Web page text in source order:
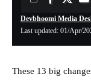
Last updated: 01/Apr/
Devbhoomi Media
These 13 big